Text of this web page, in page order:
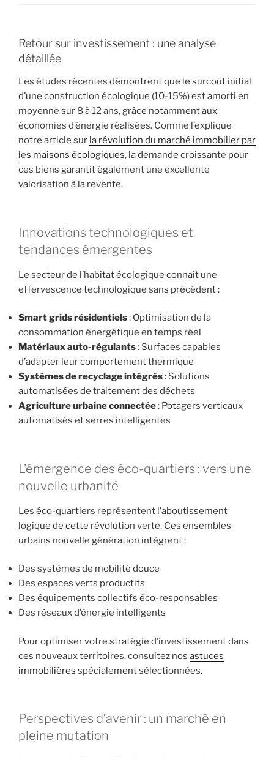
Retour sur investissement : une analyse
détaillée
Les études récentes démontrent que le surcoût initial
d’une construction écologique (10-15%) est amorti en
moyenne sur 8 à 12 ans, grâce notamment aux
économies d’énergie réalisées. Comme l’explique
notre article sur la révolution du marché immobilier par
les maisons écologiques, la demande croissante pour
ces biens garantit également une excellente
valorisation à la revente.
Innovations technologiques et
tendances émergentes
Le secteur de l’habitat écologique connaît une
effervescence technologique sans précédent :
Smart grids résidentiels: Optimisation de la
consommation énergétique en temps réel
Matériaux auto-régulants: Surfaces capables
d’adapter leur comportement thermique
Systèmes de recyclage intégrés: Solutions
automatisées de traitement des déchets
Agriculture urbaine connectée: Potagers verticaux
automatisés et serres intelligentes
L’émergence des éco-quartiers : vers une
nouvelle urbanité
Les éco-quartiers représentent l’aboutissement
logique de cette révolution verte. Ces ensembles
urbains nouvelle génération intègrent :
Des systèmes de mobilité douce
Des espaces verts productifs
Des équipements collectifs éco-responsables
Des réseaux d’énergie intelligents
Pour optimiser votre stratégie d’investissement dans
ces nouveaux territoires, consultez nos astuces
immobilières spécialement sélectionnées.
Perspectives d’avenir : un marché en
pleine mutation